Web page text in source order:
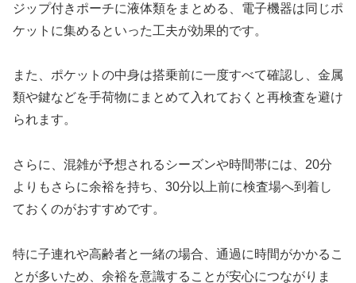
ジップ付きポーチに液体類をまとめる、電子機器は同じポ
ケットに集めるといった工夫が効果的です。
また、ポケットの中身は搭乗前に一度すべて確認し、金属
類や鍵などを手荷物にまとめて入れておくと再検査を避け
られます。
さらに、混雑が予想されるシーズンや時間帯には、20分
よりもさらに余裕を持ち、30分以上前に検査場へ到着し
ておくのがおすすめです。
特に子連れや高齢者と一緒の場合、通過に時間がかかるこ
とが多いため、余裕を意識することが安心につながりま